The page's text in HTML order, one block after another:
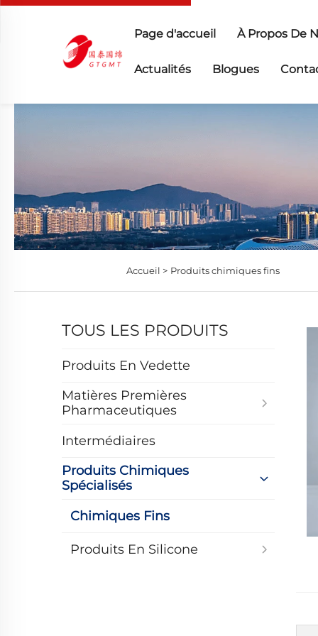
Page d'accueil À Propos De
Actualités Blogues
Accueil > Produits chimiques fins
TOUS LES PRODUITS
Produits En Vedette
Matières Premières
Pharmaceutiques
Intermédiaires
Produits Chimiques
Spécialisés
Chimiques Fins
Produits En Silicone